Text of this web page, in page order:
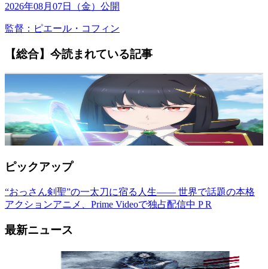
2026年08月07日（金）公開
監督：ピエール・コフィン
【総合】今読まれている記事
ピックアップ
“おっさん剣聖”の一太刀に宿る人生―― 世界で話題の本格
アクションアニメ、Prime Videoで独占配信中 P R
最新ニュース